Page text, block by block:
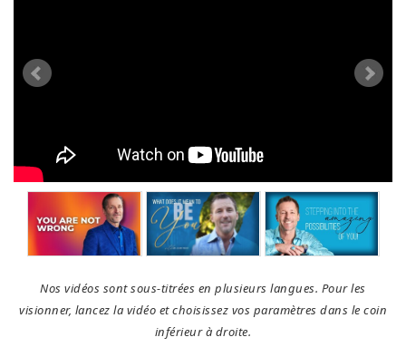
Nos vidéos sont sous-titrées en plusieurs langues. Pour les
visionner, lancez la vidéo et choisissez vos paramètres dans le coin
inférieur à droite.